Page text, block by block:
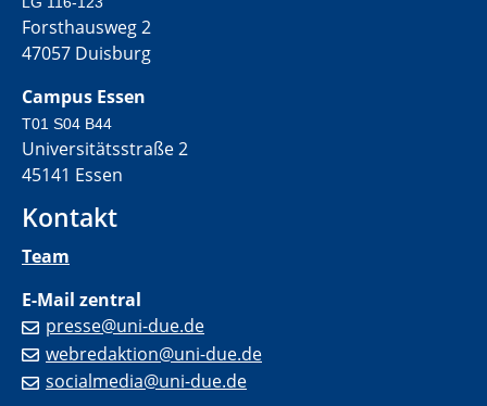
Forsthausweg 2
47057 Duisburg
Campus Essen
T01 S04 B44
Universitätsstraße 2
45141 Essen
Kontakt
Team
E-Mail zentral
presse@uni-due.de
webredaktion@uni-due.de
socialmedia@uni-due.de